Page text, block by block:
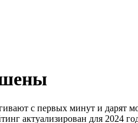
с первых минут и дарят
актуализирован для 2024